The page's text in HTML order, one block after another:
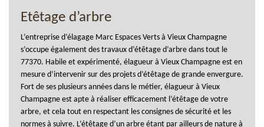
Etêtage d’arbre
L’entreprise d’élagage Marc Espaces Verts à Vieux Champagne
s’occupe également des travaux d’étêtage d’arbre dans tout le
77370. Habile et expérimenté, élagueur à Vieux Champagne est en
mesure d’intervenir sur des projets d’étêtage de grande envergure.
Fort de ses plusieurs années dans le métier, élagueur à Vieux
Champagne est apte à réaliser efficacement l’étêtage de votre
arbre, et cela tout en respectant les consignes de sécurité et les
normes à suivre. L’étêtage d’un arbre étant par ailleurs de nature à